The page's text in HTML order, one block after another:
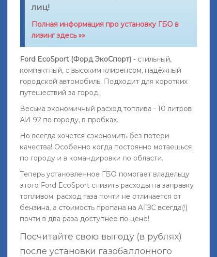
лиц!
Полная информация про установку ГБО в
лизинг здесь »»
Ford EcoSport (Форд ЭкоСпорт) - стильный,
компактный, с высоким клиренсом, надёжный
городской автомобиль. Подходит для коротких
путешествий за город.
Весьма экономичный расход топлива - 10 литров
АИ-92 по городу, в пробках.
Но всегда хочется сэкономить без потери
качества! Особенно когда постоянно мотаешься
по городу и в командировки по области.
Теперь установленное ГБО помогает владельцу
этого Ford EcoSport снизить расходы на заправку
топливом: расход газа почти не отличается от
бензина, а стоимость пропана на АГЗС всегда(!)
почти в два раза доступнее по цене!
Посчитайте свою выгоду (в рублях)
после установки газобаллонного